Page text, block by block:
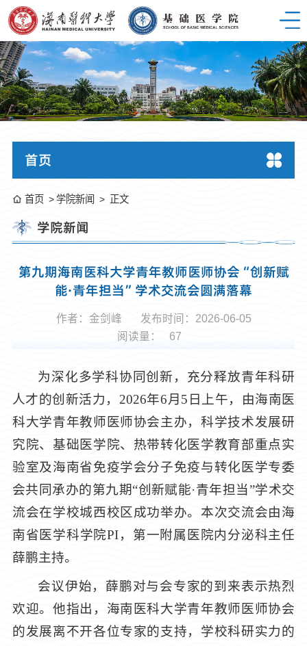
首页
首页 学院新闻 正文
学院新闻
第九期海南医科大学青年教师医师协会“创新赋
能·青年担当”学术交流会圆满落幕
作者：金剑峰
发布时间：2026-06-05
阅读量：
67
为深化多学科协同创新，充分释放青年科研
人才的创新活力，2026年6月5日上午，由海南医
科大学青年教师医师协会主办，科学技术发展研
究院、基础医学院、热带转化医学教育部重点实
验室及海南省免疫学会分子免疫与转化医学专委
会共同承办的第九期“创新赋能·青年担当”学术交
流会在学校城西校区成功举办。本次交流会由海
南省医学科学院PI，第一附属医院内分泌科主任
薛鹏主持。
会议伊始，薛鹏对与会专家的到来表示热烈
欢迎。他指出，海南医科大学青年教师医师协会
的发展离不开各位专家的支持，学校科研实力的